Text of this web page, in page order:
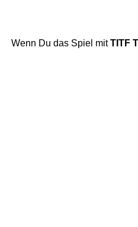
Wenn Du das Spiel mitTITF